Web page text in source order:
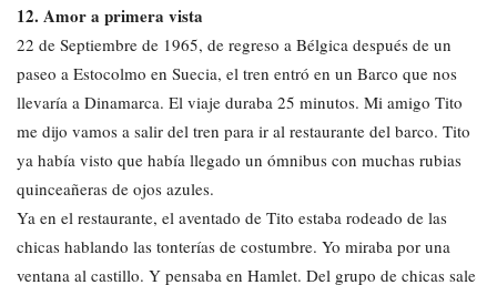
12. Amor a primera vista
22 de Septiembre de 1965, de regreso a Bélgica después de un
paseo a Estocolmo en Suecia, el tren entró en un Barco que nos
llevaría a Dinamarca. El viaje duraba 25 minutos. Mi amigo Tito
me dijo vamos a salir del tren para ir al restaurante del barco. Tito
ya había visto que había llegado un ómnibus con muchas rubias
quinceañeras de ojos azules.
Ya en el restaurante, el aventado de Tito estaba rodeado de las
chicas hablando las tonterías de costumbre. Yo miraba por una
ventana al castillo. Y pensaba en Hamlet. Del grupo de chicas sale